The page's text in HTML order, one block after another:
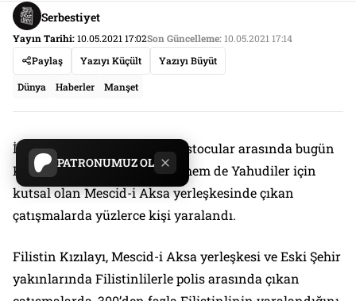
PATRONUMUZ OL
Serbestiyet
Yayın Tarihi:10.05.2021 17:02Son Güncelleme:10.05.2021 17:14
Paylaş
Yazıyı Küçült Yazıyı Büyüt
Dünya Haberler Manşet
İsrail polisi ile Filistinli protestocular arasında bugün
Kudüs’te hem Müslümanlar hem de Yahudiler için
kutsal olan Mescid-i Aksa yerleşkesinde çıkan
çatışmalarda yüzlerce kişi yaralandı.
Filistin Kızılayı, Mescid-i Aksa yerleşkesi ve Eski Şehir
yakınlarında Filistinlilerle polis arasında çıkan